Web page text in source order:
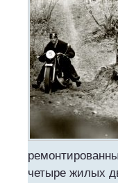
четыре жилых